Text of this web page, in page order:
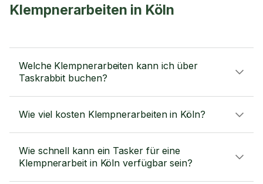
Klempnerarbeiten in Köln
Welche Klempnerarbeiten kann ich über
Taskrabbit buchen?
Wie viel kosten Klempnerarbeiten in Köln?
Wie schnell kann ein Tasker für eine
Klempnerarbeit in Köln verfügbar sein?